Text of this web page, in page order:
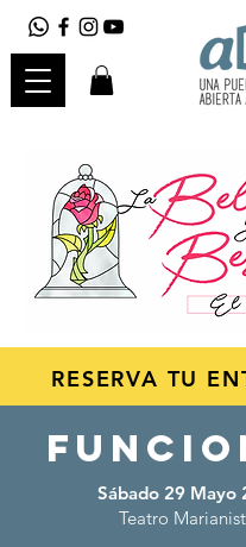
RESERVA TU
Sábado 29 Mayo
Teatro